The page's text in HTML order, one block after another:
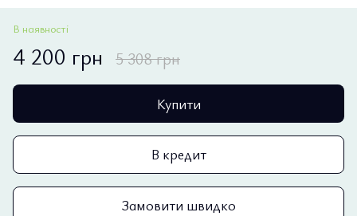
В наявності
4 200 грн 5 308 грн
Купити
В кредит
Замовити швидко